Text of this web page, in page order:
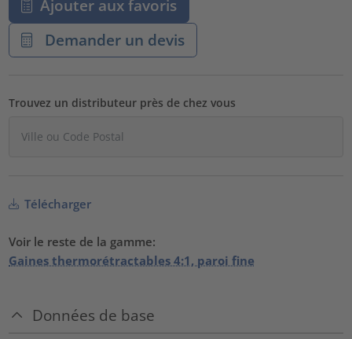
Ajouter aux favoris
Demander un devis
Trouvez un distributeur près de chez vous
Télécharger
Voir le reste de la gamme:
Gaines thermorétractables 4:1, paroi fine
Données de base